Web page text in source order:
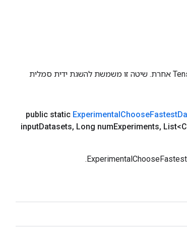
כניסות לפעולות TensorFlow הן יציאות של פעולת TensorFlow אחרת. שיטה זו משמשת להשגת ידית סמלית
public static ExperimentalChooseFastest
inputDatasets, Long numExperiments,